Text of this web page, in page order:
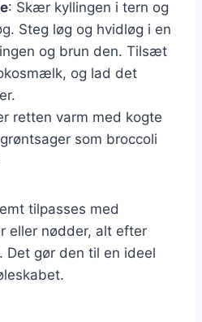
: Skær kyllingen i tern og
Steg løg og hvidløg i en
og brun den. Tilsæt
og lad det
retten varm med kogte
som broccoli
tilpasses med
eller nødder, alt efter
Det gør den til en ideel